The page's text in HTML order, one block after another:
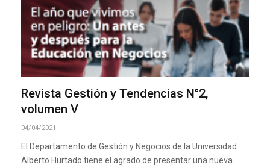
Revista Gestión y Tendencias N°2,
volumen V
04/04/2021
El Departamento de Gestión y Negocios de la Universidad
Alberto Hurtado tiene el agrado de presentar una nueva